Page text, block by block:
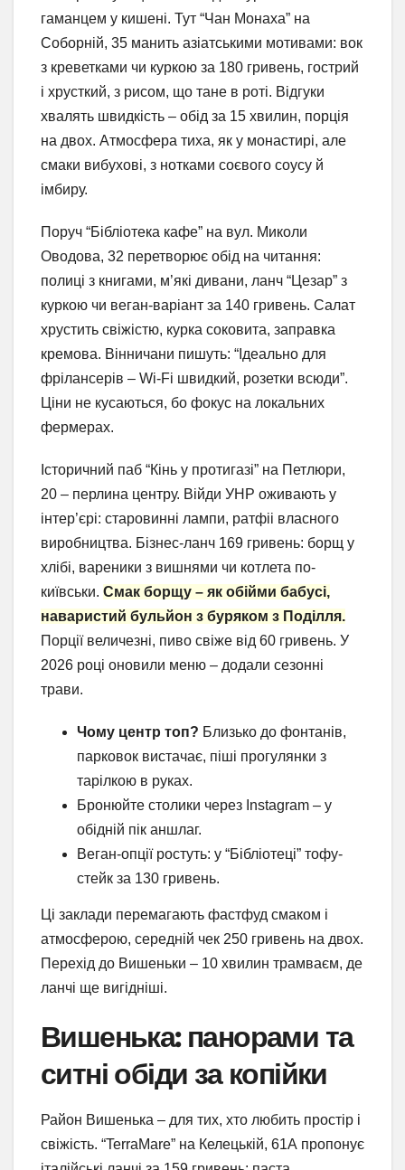
гаманцем у кишені. Тут “Чан Монаха” на
Соборній, 35 манить азіатськими мотивами: вок
з креветками чи куркою за 180 гривень, гострий
і хрусткий, з рисом, що тане в роті. Відгуки
хвалять швидкість – обід за 15 хвилин, порція
на двох. Атмосфера тиха, як у монастирі, але
смаки вибухові, з нотками соєвого соусу й
імбиру.
Поруч “Бібліотека кафе” на вул. Миколи
Оводова, 32 перетворює обід на читання:
полиці з книгами, м’які дивани, ланч “Цезар” з
куркою чи веган-варіант за 140 гривень. Салат
хрустить свіжістю, курка соковита, заправка
кремова. Вінничани пишуть: “Ідеально для
фрілансерів – Wi-Fi швидкий, розетки всюди”.
Ціни не кусаються, бо фокус на локальних
фермерах.
Історичний паб “Кінь у протигазі” на Петлюри,
20 – перлина центру. Війди УНР оживають у
інтер’єрі: старовинні лампи, ратфіі власного
виробництва. Бізнес-ланч 169 гривень: борщ у
хлібі, вареники з вишнями чи котлета по-
київськи. Смак борщу – як обійми бабусі,
наваристий бульйон з буряком з Поділля.
Порції величезні, пиво свіже від 60 гривень. У
2026 році оновили меню – додали сезонні
трави.
Чому центр топ? Близько до фонтанів,
парковок вистачає, піші прогулянки з
тарілкою в руках.
Бронюйте столики через Instagram – у
обідній пік аншлаг.
Веган-опції ростуть: у “Бібліотеці” тофу-
стейк за 130 гривень.
Ці заклади перемагають фастфуд смаком і
атмосферою, середній чек 250 гривень на двох.
Перехід до Вишеньки – 10 хвилин трамваєм, де
ланчі ще вигідніші.
Вишенька: панорами та
ситні обіди за копійки
Район Вишенька – для тих, хто любить простір і
свіжість. “TerraMare” на Келецькій, 61А пропонує